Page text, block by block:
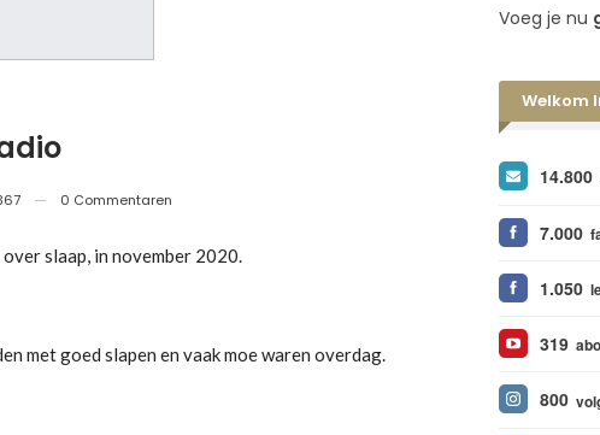
0 Commentaren
slaap, in november 2020.
met goed slapen en vaak moe waren overdag.
Voeg je nu
Welkom
14.800
7.000
1.050
319
800